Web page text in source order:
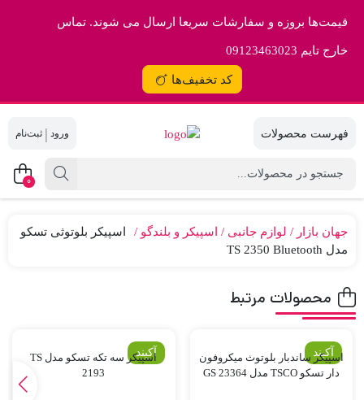
قیمت‌ها بروزه و سفارشات سریعا ارسال می شوند. تماس
خارج تایم 09123463023
کد تخفیف‌ها
|
0
جهان بازار لوازم جانبی اسپیکر و بلندگو
اسپیکر بلوتوثی تسکو
مدل TS 2350 Bluetooth
محصولات مرتبط
آکبند
اسپیکر ساندبار بلوتوث میکروفون
دار تسکو TSCO مدل GS 23364
آکبند
اسپیکر سه تکه تسکو مدل TS
2193